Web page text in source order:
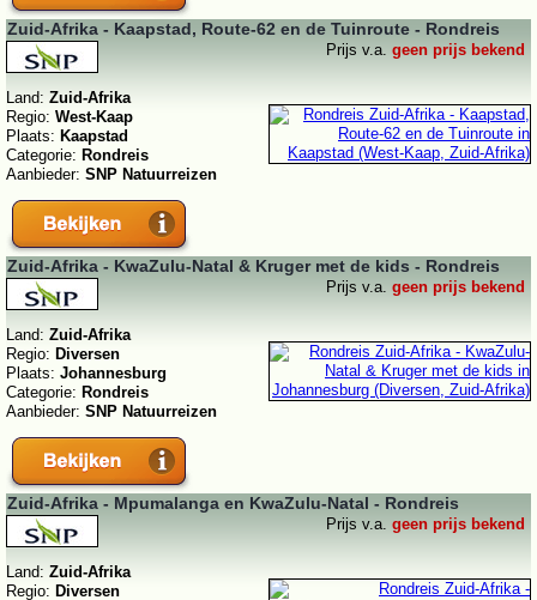
Zuid-Afrika - Kaapstad, Route-62 en de Tuinroute - Rondreis
Prijs v.a. geen prijs bekend
Land: Zuid-Afrika
Regio: West-Kaap
Plaats: Kaapstad
Categorie: Rondreis
Aanbieder: SNP Natuurreizen
Zuid-Afrika - KwaZulu-Natal & Kruger met de kids - Rondreis
Prijs v.a. geen prijs bekend
Land: Zuid-Afrika
Regio: Diversen
Plaats: Johannesburg
Categorie: Rondreis
Aanbieder: SNP Natuurreizen
Zuid-Afrika - Mpumalanga en KwaZulu-Natal - Rondreis
Prijs v.a. geen prijs bekend
Land: Zuid-Afrika
Regio: Diversen